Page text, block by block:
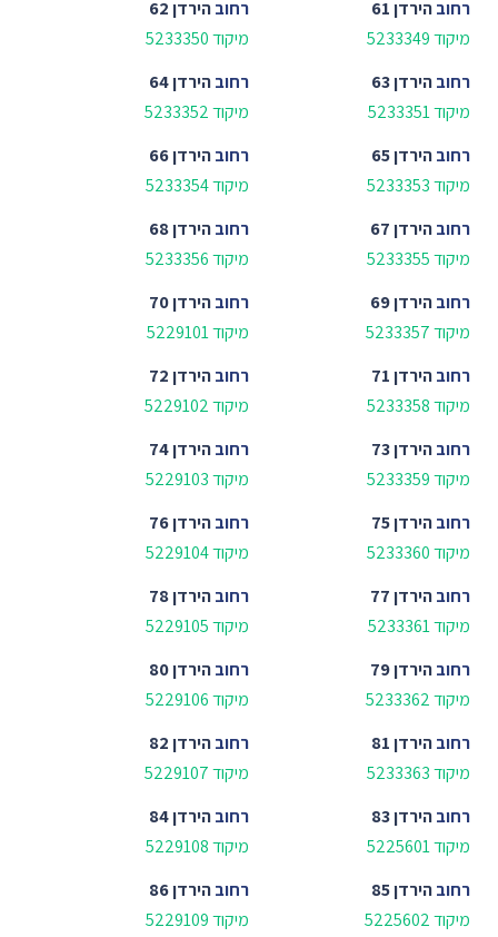
רחובהירדן 61
מיקוד 5233349
רחובהירדן 62
מיקוד 5233350
רחובהירדן 63
מיקוד 5233351
רחובהירדן 64
מיקוד 5233352
רחובהירדן 65
מיקוד 5233353
רחובהירדן 66
מיקוד 5233354
רחובהירדן 67
מיקוד 5233355
רחובהירדן 68
מיקוד 5233356
רחובהירדן 69
מיקוד 5233357
רחובהירדן 70
מיקוד 5229101
רחובהירדן 71
מיקוד 5233358
רחובהירדן 72
מיקוד 5229102
רחובהירדן 73
מיקוד 5233359
רחובהירדן 74
מיקוד 5229103
רחובהירדן 75
מיקוד 5233360
רחובהירדן 76
מיקוד 5229104
רחובהירדן 77
מיקוד 5233361
רחובהירדן 78
מיקוד 5229105
רחובהירדן 79
מיקוד 5233362
רחובהירדן 80
מיקוד 5229106
רחובהירדן 81
מיקוד 5233363
רחובהירדן 82
מיקוד 5229107
רחובהירדן 83
מיקוד 5225601
רחובהירדן 84
מיקוד 5229108
רחובהירדן 85
מיקוד 5225602
רחובהירדן 86
מיקוד 5229109